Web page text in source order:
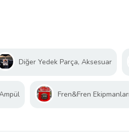
Diğer Yedek Parça, Aksesuar
Fren&Fren Ekipmanları